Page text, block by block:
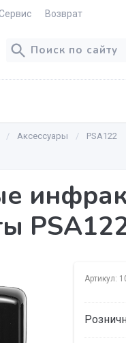
Возврат
Аксессуары PSA122
Артикул: